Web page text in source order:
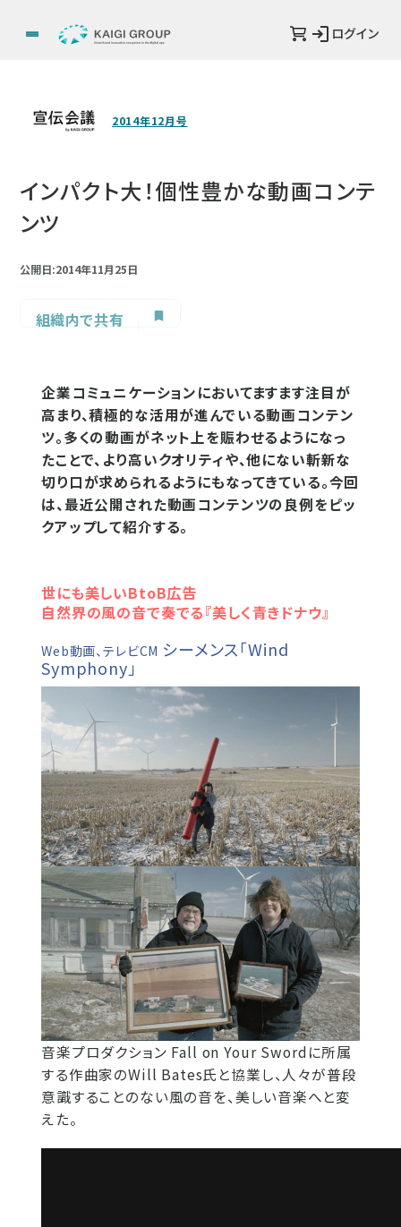
ログイン
2014年12月号
インパクト大！個性豊かな動画コンテ
ンツ
公開日:2014年11月25日
組織内で共有
企業コミュニケーションにおいてますます注目が
高まり、積極的な活用が進んでいる動画コンテン
ツ。多くの動画がネット上を賑わせるようになっ
たことで、より高いクオリティや、他にない斬新な
切り口が求められるようにもなってきている。今回
は、最近公開された動画コンテンツの良例をピッ
クアップして紹介する。
世にも美しいBtoB広告
自然界の風の音で奏でる『美しく青きドナウ』
Web動画、テレビCM シーメンス「Wind
Symphony」
音楽プロダクション Fall on Your Swordに所属
する作曲家のWill Bates氏と協業し、人々が普段
意識することのない風の音を、美しい音楽へと変
えた。